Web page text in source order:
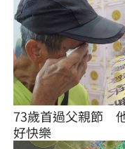
73歲首過父親節　
好快樂